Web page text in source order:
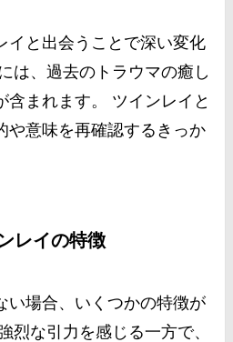
イと出会うことで深い変化
は、過去のトラウマの癒し
含まれます。 ツインレイと
や意味を再確認するきっか
レイの特徴
い場合、いくつかの特徴が
烈な引力を感じる一方で、